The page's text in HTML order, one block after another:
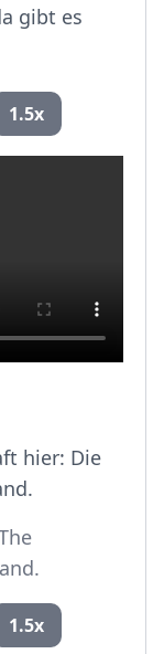
gibt es
1.5x
hier: Die
1.5x